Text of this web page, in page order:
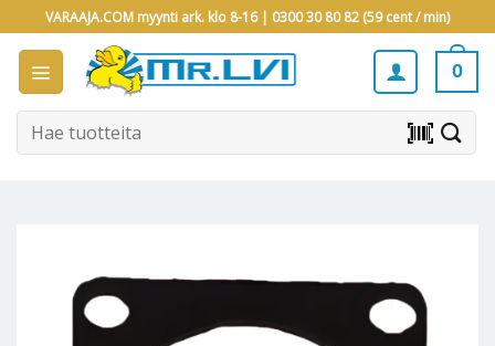
to
content
VARAAJA.COM myynti ark. klo 8-16 | 0300 30 80 82 (59 cent / min)
0
Etsi: barcode_scanner